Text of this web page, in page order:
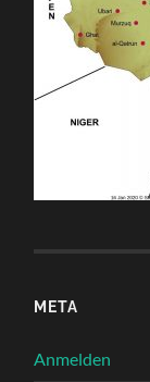
META
Anmelden